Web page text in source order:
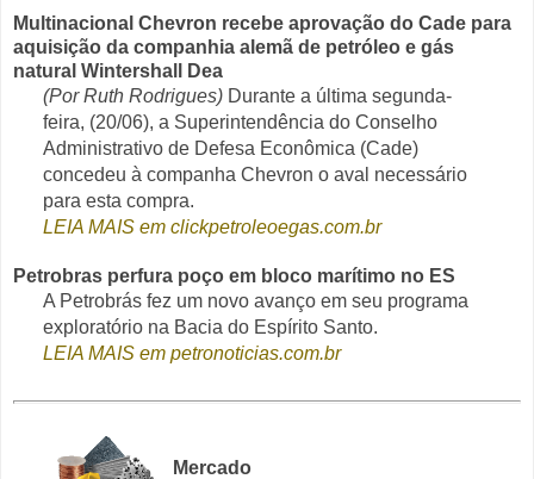
Multinacional Chevron recebe aprovação do Cade para
aquisição da companhia alemã de petróleo e gás
natural Wintershall Dea
(Por Ruth Rodrigues)Durante a última segunda-
feira, (20/06), a Superintendência do Conselho
Administrativo de Defesa Econômica (Cade)
concedeu à companha Chevron o aval necessário
para esta compra.
LEIA MAIS em clickpetroleoegas.com.br
Petrobras perfura poço em bloco marítimo no ES
A Petrobrás fez um novo avanço em seu programa
exploratório na Bacia do Espírito Santo.
LEIA MAIS em petronoticias.com.br
Mercado